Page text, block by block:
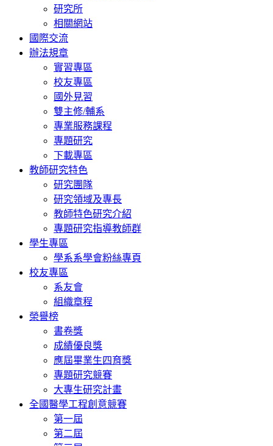
研究所
相關網站
國際交流
辦法規章
實習專區
校友專區
國外見習
雙主修/輔系
專業服務課程
專題研究
下載專區
教師研究特色
研究團隊
研究領域及專長
教師特色研究介紹
專題研究指導教師群
學生專區
學系系學會粉絲專頁
校友專區
系友會
組織章程
榮譽榜
書卷獎
成績優良獎
應屆畢業生四育獎
專題研究競賽
大專生研究計畫
全國醫學工程創意競賽
第一屆
第二屆